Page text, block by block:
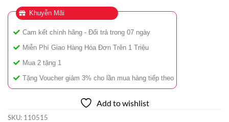
Khuyễn Mãi
Cam kết chính hãng - Đổi trả trong 07 ngày
Miễn Phí Giao Hàng Hóa Đơn Trên 1 Triệu
Mua 2 tặng 1
Tặng Voucher giảm 3% cho lần mua hàng tiếp theo
Add to wishlist
SKU: 110515